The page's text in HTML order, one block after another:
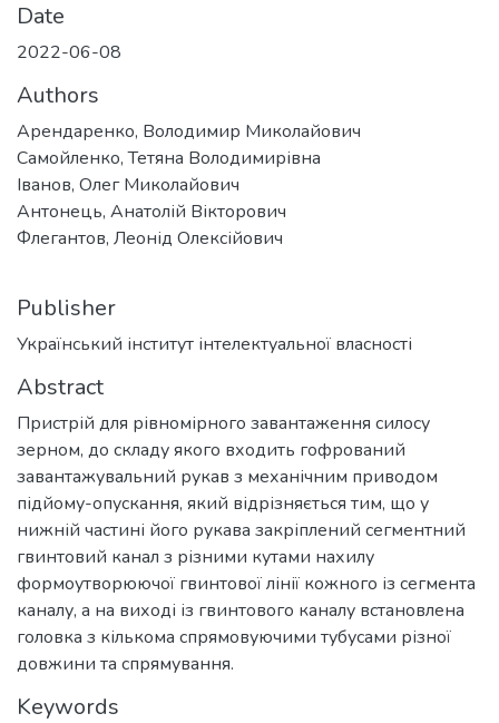
Date
2022-06-08
Authors
Арендаренко, Володимир Миколайович
Самойленко, Тетяна Володимирівна
Іванов, Олег Миколайович
Антонець, Анатолій Вікторович
Флегантов, Леонід Олексійович
Publisher
Український інститут інтелектуальної власності
Abstract
Пристрій для рівномірного завантаження силосу
зерном, до складу якого входить гофрований
завантажувальний рукав з механічним приводом
підйому-опускання, який відрізняється тим, що у
нижній частині його рукава закріплений сегментний
гвинтовий канал з різними кутами нахилу
формоутворюючої гвинтової лінії кожного із сегмента
каналу, а на виході із гвинтового каналу встановлена
головка з кількома спрямовуючими тубусами різної
довжини та спрямування.
Keywords